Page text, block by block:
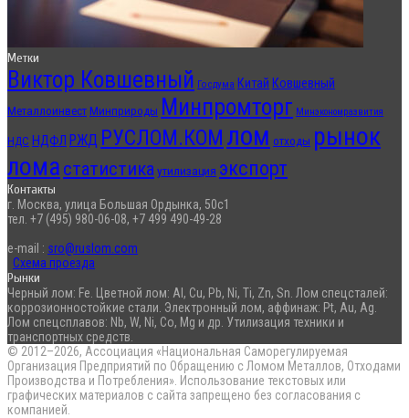
Метки
Виктор Ковшевный Госдума Китай Ковшевный
Металлоинвест Минприроды Минпромторг Минэкономразвития
НДС НДФЛ РЖД РУСЛОМ.КОМ лом отходы рынок
лома статистика утилизация экспорт
Контакты
г. Москва, улица Большая Ордынка, 50с1
тел. +7 (495) 980-06-08, +7 499 490-49-28
e-mail : sro@ruslom.com
Схема проезда
Рынки
Черный лом: Fe. Цветной лом: Al, Cu, Pb, Ni, Ti, Zn, Sn. Лом спецсталей:
коррозионностойкие стали. Электронный лом, аффинаж: Pt, Au, Ag.
Лом спецсплавов: Nb, W, Ni, Co, Mg и др. Утилизация техники и
транспортных средств.
© 2012–2026, Ассоциация «Национальная Саморегулируемая
Организация Предприятий по Обращению с Ломом Металлов, Отходами
Производства и Потребления». Использование текстовых или
графических материалов с сайта запрещено без согласования с
компанией.